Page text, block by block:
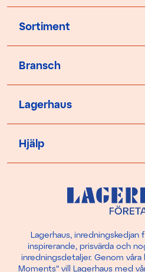
Sortiment
Bransch
Lagerhaus
Hjälp
Lagerhaus,
inspirerande, prisvärda och
inredningsdetaljer. Genom
Moments" vill Lagerhaus med